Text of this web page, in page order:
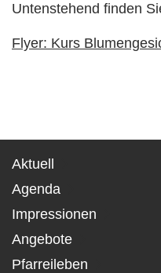
Untenstehend finden
Flyer: Kurs
Aktuell
Agenda
Impressionen
Angebote
Pfarreileben